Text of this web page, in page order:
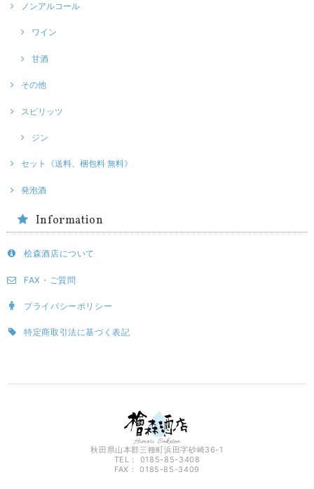
ノンアルコール
ワイン
甘酒
その他
スピリッツ
ジン
セット《送料、梱包料 無料》
発泡酒
Information
桧森酒店について
FAX・ご質問
プライバシーポリシー
特定商取引法に基づく表記
秋田県山本郡三種町浜田字砂崎36-1
TEL： 0185-85-3408
FAX： 0185-85-3409